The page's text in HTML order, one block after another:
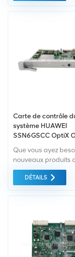
achetons
meilleur prix
Carte de contrôle
système HUAWEI
SSN6GSCC OptiX
Que vous ayez
nouveaux produits
produits rénovés, il
approche globale
achetons
vert du la plus
. Tout cela est fourni
meilleur prix
DÉTAILS